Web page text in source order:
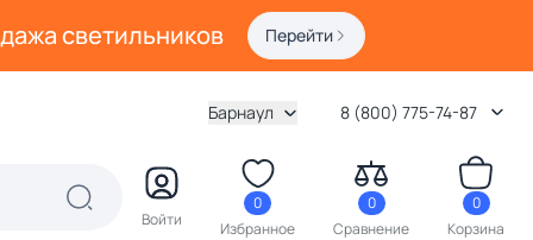
светильников Перейти
Барнаул 8 (800) 775-74-87
Войти
0
Избранное
0
Сравнение
0
Корзина